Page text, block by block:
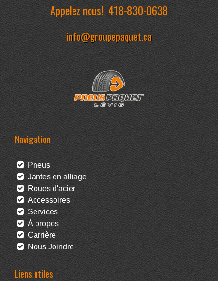
Appelez nous!418-830-0638
info@groupepaquet.ca
Navigation
Pneus
Jantes en alliage
Roues d'acier
Accessoires
Services
À propos
Carrière
Nous Joindre
Liens utiles